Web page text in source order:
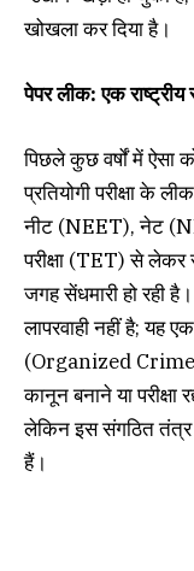
खोखला कर दिया है।
पेपर लीक: एक
पिछले कुछ वर्षों में ऐसा
प्रतियोगी परीक्षा के
नीट (NEET), नेट
परीक्षा (TET) से लेकर
जगह सेंधमारी हो रही
लापरवाही नहीं है; यह
(Organized Crime)
कानून बनाने या
लेकिन इस संगठित तंत्र
हैं।